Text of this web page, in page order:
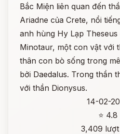
Bắc Miện liên quan đến
Ariadne của Crete, nổi
anh hùng Hy Lạp
Minotaur, một con vật với
thân con bò sống trong
bởi Daedalus. Trong thần
với thần Dionysus.
14-02-
⭐ 4.8
3,409